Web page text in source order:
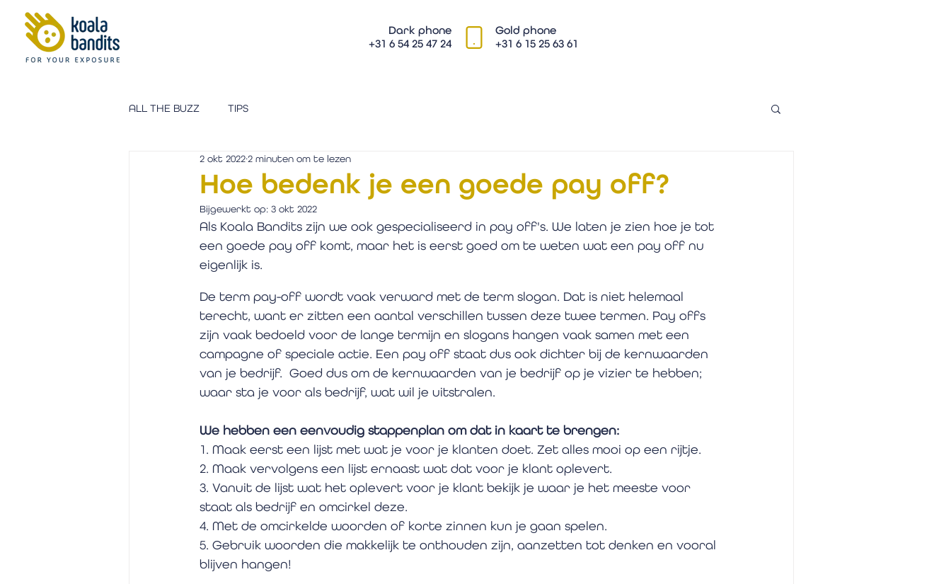
Dark phone
+31 6 54 25 47 24
Gold phone
+31 6 15 25 63 61
ALL THE BUZZ TIPS
Hoe bedenk je een goede pay off?
2 okt 20222 minuten om te lezen
Bijgewerkt op: 3 okt 2022
Als Koala Bandits zijn we ook gespecialiseerd in pay off's. We laten je zien hoe je tot
een goede pay off komt, maar het is eerst goed om te weten wat een pay off nu
eigenlijk is.
De term pay-off wordt vaak verward met de term slogan. Dat is niet helemaal
terecht, want er zitten een aantal verschillen tussen deze twee termen. Pay offs
zijn vaak bedoeld voor de lange termijn en slogans hangen vaak samen met een
campagne of speciale actie. Een pay off staat dus ook dichter bij de kernwaarden
van je bedrijf.  Goed dus om de kernwaarden van je bedrijf op je vizier te hebben;
waar sta je voor als bedrijf, wat wil je uitstralen.
We hebben een eenvoudig stappenplan om dat in kaart te brengen:
1. Maak eerst een lijst met wat je voor je klanten doet. Zet alles mooi op een rijtje.
2. Maak vervolgens een lijst ernaast wat dat voor je klant oplevert.
3. Vanuit de lijst wat het oplevert voor je klant bekijk je waar je het meeste voor
staat als bedrijf en omcirkel deze.
4. Met de omcirkelde woorden of korte zinnen kun je gaan spelen.
5. Gebruik woorden die makkelijk te onthouden zijn, aanzetten tot denken en vooral
blijven hangen!